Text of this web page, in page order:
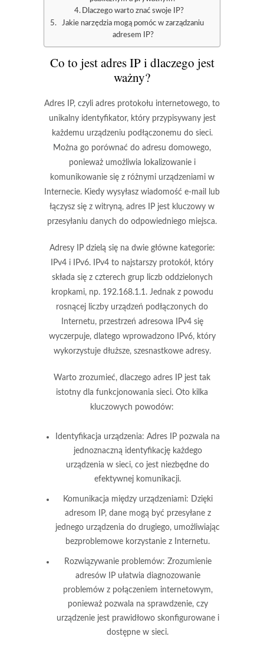
Dlaczego warto znać swoje IP?
Jakie narzędzia mogą pomóc w zarządzaniu
adresem IP?
Co to jest adres IP i dlaczego jest
ważny?
Adres IP, czyli adres protokołu internetowego, to
unikalny identyfikator, który przypisywany jest
każdemu urządzeniu podłączonemu do sieci.
Można go porównać do adresu domowego,
ponieważ umożliwia lokalizowanie i
komunikowanie się z różnymi urządzeniami w
Internecie. Kiedy wysyłasz wiadomość e-mail lub
łączysz się z witryną, adres IP jest kluczowy w
przesyłaniu danych do odpowiedniego miejsca.
Adresy IP dzielą się na dwie główne kategorie:
IPv4 i IPv6. IPv4 to najstarszy protokół, który
składa się z czterech grup liczb oddzielonych
kropkami, np. 192.168.1.1. Jednak z powodu
rosnącej liczby urządzeń podłączonych do
Internetu, przestrzeń adresowa IPv4 się
wyczerpuje, dlatego wprowadzono IPv6, który
wykorzystuje dłuższe, szesnastkowe adresy.
Warto zrozumieć, dlaczego adres IP jest tak
istotny dla funkcjonowania sieci. Oto kilka
kluczowych powodów:
Identyfikacja urządzenia: Adres IP pozwala na
jednoznaczną identyfikację każdego
urządzenia w sieci, co jest niezbędne do
efektywnej komunikacji.
Komunikacja między urządzeniami: Dzięki
adresom IP, dane mogą być przesyłane z
jednego urządzenia do drugiego, umożliwiając
bezproblemowe korzystanie z Internetu.
Rozwiązywanie problemów: Zrozumienie
adresów IP ułatwia diagnozowanie
problemów z połączeniem internetowym,
ponieważ pozwala na sprawdzenie, czy
urządzenie jest prawidłowo skonfigurowane i
dostępne w sieci.